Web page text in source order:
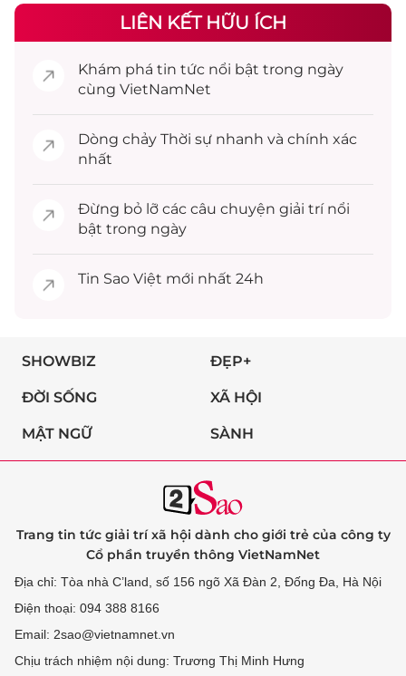
LIÊN KẾT HỮU ÍCH
Khám phá tin tức nổi bật trong ngày
cùng VietNamNet
Dòng chảy Thời sự nhanh và chính xác
nhất
Đừng bỏ lỡ các câu chuyện giải trínổi
bật trong ngày
Tin Sao Việt mới nhất 24h
SHOWBIZ ĐẸP+
ĐỜI SỐNG XÃ HỘI
MẬT NGỮ SÀNH
Trang tin tức giải trí xã hội dành cho giới trẻ của công ty
Cổ phần truyền thông VietNamNet
Địa chỉ: Tòa nhà C’land, số 156 ngõ Xã Đàn 2, Đống Đa, Hà Nội
Điện thoại: 094 388 8166
Email: 2sao@vietnamnet.vn
Chịu trách nhiệm nội dung: Trương Thị Minh Hưng